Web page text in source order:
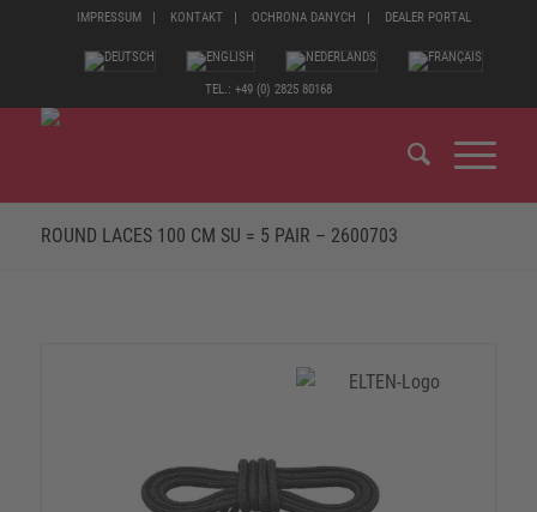
IMPRESSUM KONTAKT OCHRONA DANYCH DEALER PORTAL
TEL.: +49 (0) 2825 80168
ROUND LACES 100 CM SU = 5 PAIR – 2600703